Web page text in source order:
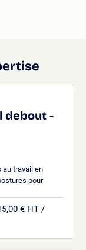
debout -
travail en
pour
€ HT /